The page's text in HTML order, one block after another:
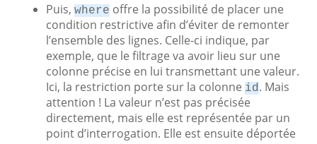
Puis, where offre la possibilité de placer une
condition restrictive afin d’éviter de remonter
l’ensemble des lignes. Celle-ci indique, par
exemple, que le filtrage va avoir lieu sur une
colonne précise en lui transmettant une valeur.
Ici, la restriction porte sur la colonne id. Mais
attention ! La valeur n’est pas précisée
directement, mais elle est représentée par un
point d’interrogation. Elle est ensuite déportée